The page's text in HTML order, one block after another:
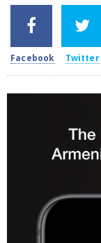
2k
SHARES
Facebook
1.5k
TWEETS
Twitter